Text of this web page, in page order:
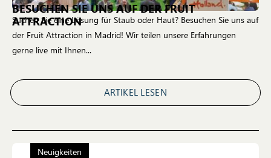
BESUCHEN SIE UNS AUF DER FRUIT
ATTRACTION
Suchen Sie eine Lösung für Staub oder Haut? Besuchen Sie uns auf
der Fruit Attraction in Madrid! Wir teilen unsere Erfahrungen
gerne live mit Ihnen...
ARTIKEL LESEN
Neuigkeiten